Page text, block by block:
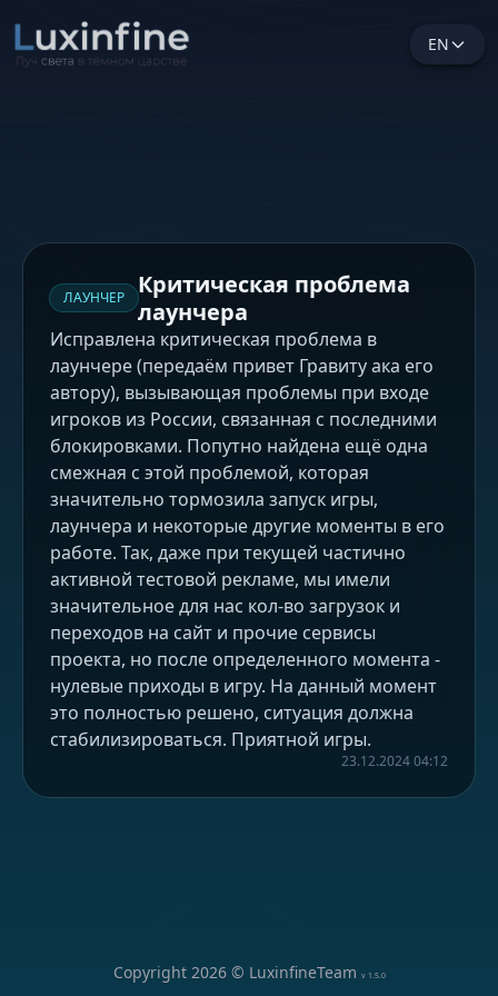
EN
ЛАУНЧЕР
Критическая проблема
лаунчера
Исправлена критическая проблема в
лаунчере (передаём привет Гравиту ака его
автору), вызывающая проблемы при входе
игроков из России, связанная с последними
блокировками. Попутно найдена ещё одна
смежная с этой проблемой, которая
значительно тормозила запуск игры,
лаунчера и некоторые другие моменты в его
работе. Так, даже при текущей частично
активной тестовой рекламе, мы имели
значительное для нас кол-во загрузок и
переходов на сайт и прочие сервисы
проекта, но после определенного момента -
нулевые приходы в игру. На данный момент
это полностью решено, ситуация должна
стабилизироваться. Приятной игры.
23.12.2024 04:12
Copyright 2026© LuxinfineTeam v 1.5.0